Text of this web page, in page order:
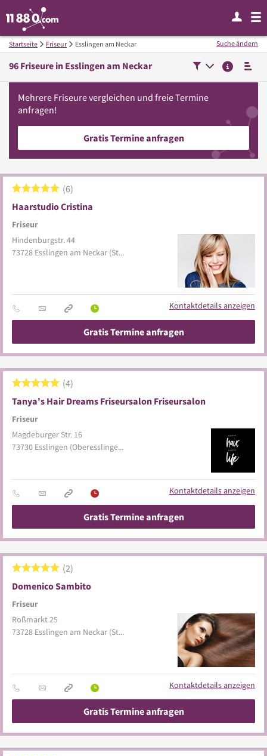
Startseite Friseur Esslingen am Neckar
96 Friseure in Esslingen am Neckar
Suche ändern
Mehrere Friseurevergleichen und freie Termine
anfragen!
Gratis Termine anfragen
Haarstudio Cristina
Friseur
6
Hindenburgstr. 44
73728 Esslingen am Neckar (Stadtmitte)
Kontaktdetails anzeigen
Gratis Termine anfragen
Tanya's Hair Dreams Friseursalon Friseursalon
Friseur
4
Magdeburger Str. 16
73730 Esslingen (Oberesslingen)
Kontaktdetails anzeigen
Gratis Termine anfragen
Domenico Sambito
Friseur
2
Roßmarkt 25
73728 Esslingen am Neckar (Stadtmitte)
Kontaktdetails anzeigen
Gratis Termine anfragen